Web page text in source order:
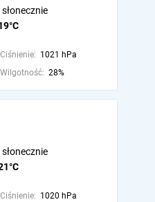
Ciśnienie: 1021 hPa
Wilgotność: 28%
Ciśnienie: 1020 hPa